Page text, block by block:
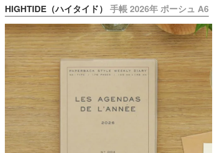
HIGHTIDE（ハイタイド） 手帳 2026年 ポーシュ A6